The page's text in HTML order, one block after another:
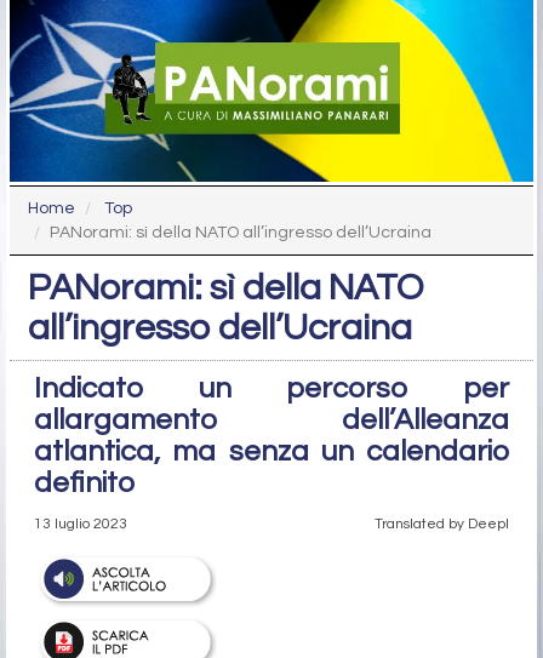
Home
Top
PANorami: sì della NATO all’ingresso dell’Ucraina
PANorami: sì della NATO
all’ingresso dell’Ucraina
Indicato un percorso per
allargamento dell’Alleanza
atlantica, ma senza un calendario
definito
13 luglio 2023 Translated by Deepl